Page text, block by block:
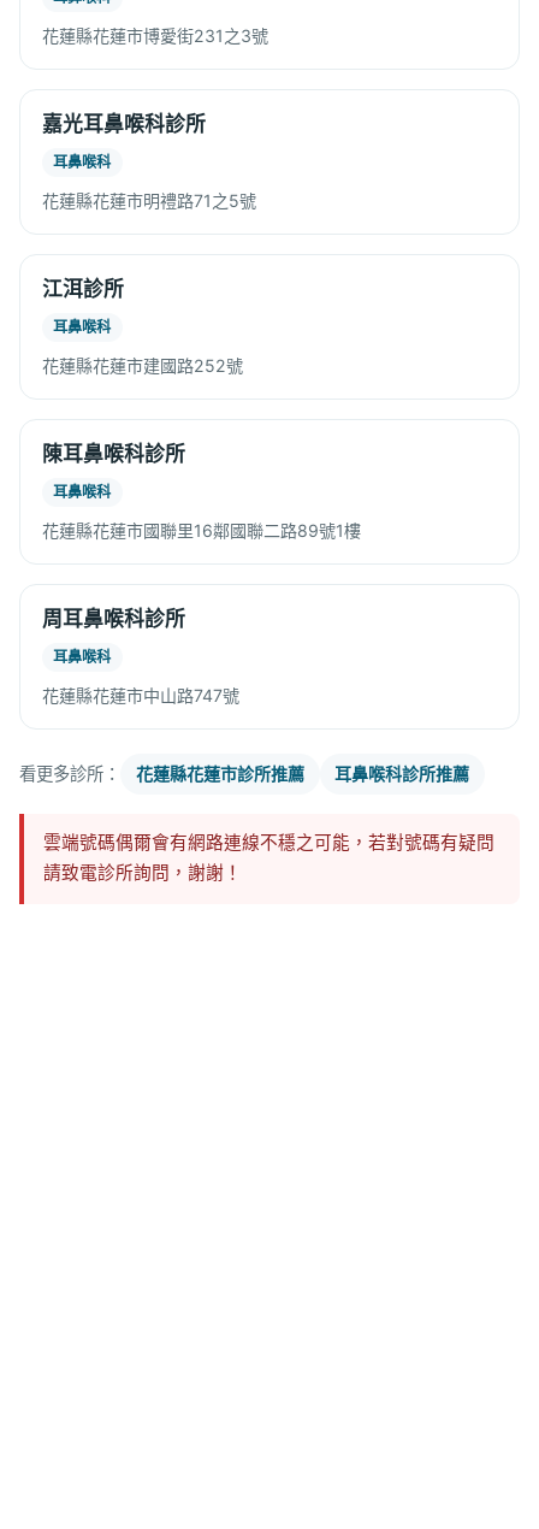
花蓮縣花蓮市博愛街231之3號
嘉光耳鼻喉科診所
耳鼻喉科
花蓮縣花蓮市明禮路71之5號
江洱診所
耳鼻喉科
花蓮縣花蓮市建國路252號
陳耳鼻喉科診所
耳鼻喉科
花蓮縣花蓮市國聯里16鄰國聯二路89號1樓
周耳鼻喉科診所
耳鼻喉科
花蓮縣花蓮市中山路747號
看更多診所： 花蓮縣花蓮市診所推薦 耳鼻喉科診所推薦
雲端號碼偶爾會有網路連線不穩之可能，若對號碼有疑問
請致電診所詢問，謝謝！